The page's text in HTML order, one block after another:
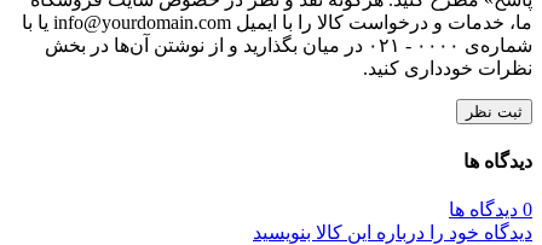
ما، خدمات و درخواست کالا را با ایمیل info@yourdomain.com یا با
شماره‌ی ۰۰۰۰ - ۰۲۱ در میان بگذارید و از نوشتن آن‌ها در بخش
نظرات خودداری کنید.
ثبت نظر
دیدگاه ها
0 دیدگاه ها
دیدگاه خود را درباره این کالا بنویسید